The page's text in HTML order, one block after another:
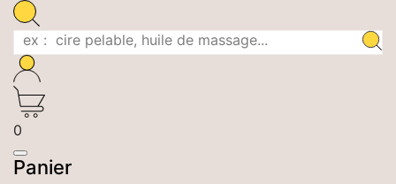
0
Panier